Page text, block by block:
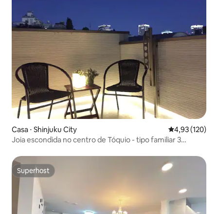
Casa ⋅ Shinjuku City 4,93 de uma
4,93 (120)
Joia escondida no centro de Tóquio - tipo familiar 3
Superhost
Superhost